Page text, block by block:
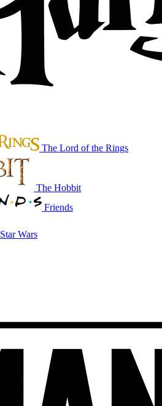
The Lord of the Rings
The Hobbit
Friends
Star Wars